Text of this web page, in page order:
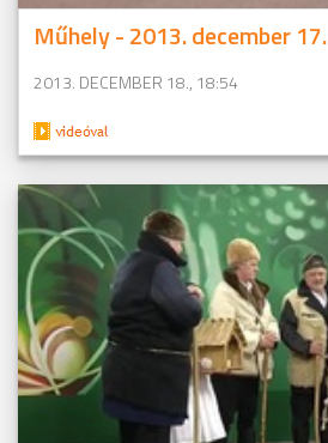
Műhely - 2013. december 17.
2013. DECEMBER 18., 18:54